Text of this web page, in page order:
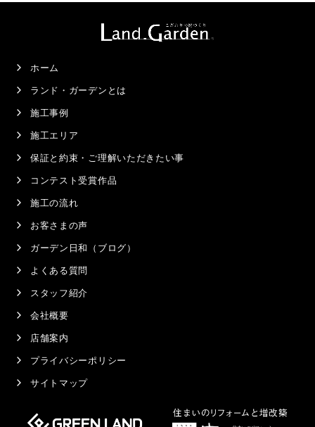
ホーム
ランド・ガーデンとは
施工事例
施工エリア
保証と約束・ご理解いただきたい事
コンテスト受賞作品
施工の流れ
お客さまの声
ガーデン日和（ブログ）
よくある質問
スタッフ紹介
会社概要
店舗案内
プライバシーポリシー
サイトマップ